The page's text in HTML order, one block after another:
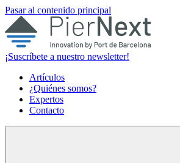
Pasar al contenido principal
¡Suscríbete a nuestro newsletter!
Artículos
¿Quiénes somos?
Expertos
Contacto